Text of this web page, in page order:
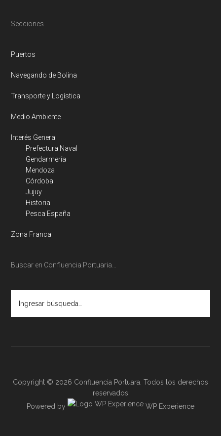
Footer
Secciones
Puertos
Navegando de Bolina
Transporte y Logística
Medio Ambiente
Interés General
Prefectura Naval
Gendarmería
Mendoza
Córdoba
Jujuy
Historia
Pesca España
Zona Franca
Buscar en Confluencia Portuaria…
búsqueda…
Copyright © 2026 Confluencia Portuara. Todos los derechos
reservados
Powered by
WP Experience